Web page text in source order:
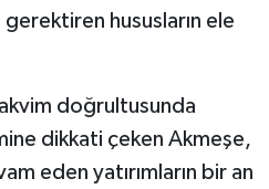
hususların ele
doğrultusunda
dikkati çeken Akmeşe,
eden yatırımların bir an